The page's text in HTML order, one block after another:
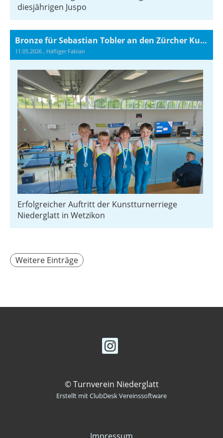
diesjährigen Juspo
Bronze für Sebastian Tobler an den Zürcher Kunstturnertagen
11.05.2026 , Häfliger Fabian
Erfolgreicher Auftritt der Kunstturnerriege
Niederglatt in Wetzikon
Weitere Einträge
© Turnverein Niederglatt
Erstellt mit ClubDesk Vereinssoftware